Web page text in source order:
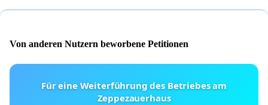
Von anderen Nutzern beworbene Petitionen
Für eine Weiterführung des Betriebes am
Zeppezauerhaus